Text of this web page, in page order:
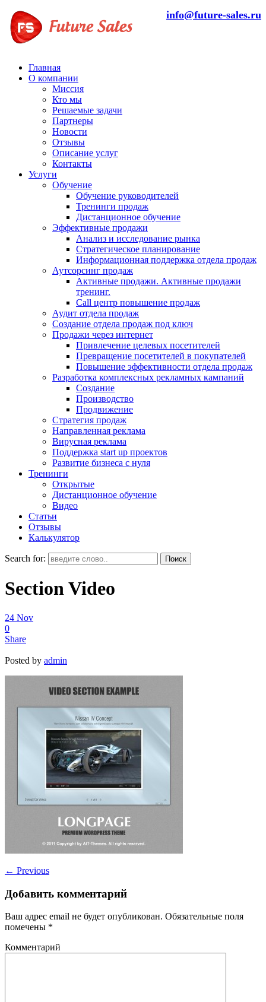
info@future-sales.ru
Главная
О компании
Миссия
Кто мы
Решаемые задачи
Партнеры
Новости
Отзывы
Описание услуг
Контакты
Услуги
Обучение
Обучение руководителей
Тренинги продаж
Дистанционное обучение
Эффективные продажи
Анализ и исследование рынка
Стратегическое планирование
Информационная поддержка отдела продаж
Аутсорсинг продаж
Активные продажи. Активные продажи
тренинг.
Call центр повышение продаж
Аудит отдела продаж
Создание отдела продаж под ключ
Продажи через интернет
Привлечение целевых посетителей
Превращение посетителей в покупателей
Повышение эффективности отдела продаж
Разработка комплексных рекламных кампаний
Создание
Производство
Продвижение
Стратегия продаж
Направленная реклама
Вирусная реклама
Поддержка start up проектов
Развитие бизнеса с нуля
Тренинги
Открытые
Дистанционное обучение
Видео
Статьи
Отзывы
Калькулятор
Search for:
Section Video
24 Nov
0
Share
Posted by admin
← Previous
Добавить комментарий
Ваш адрес email не будет опубликован. Обязательные поля
помечены *
Комментарий